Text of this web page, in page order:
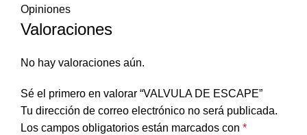
Opiniones
Valoraciones
No hay valoraciones aún.
Sé el primero en valorar “VALVULA DE ESCAPE”
Tu dirección de correo electrónico no será publicada.
Los campos obligatorios están marcados con *